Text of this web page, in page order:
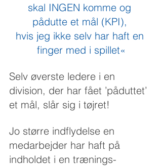
skal INGEN komme og
pådutte et mål (KPI),
hvis jeg ikke selv har haft en
finger med i spillet«
Selv øverste ledere i en
division, der har fået ’påduttet’
et mål, slår sig i tøjret!
Jo større indflydelse en
medarbejder har haft på
indholdet i en trænings-